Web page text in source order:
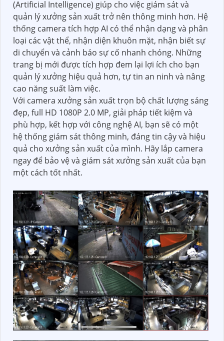
điểm nổi bật là công nghệ AI.
Khi bạn cần lắp camera xưởng sản xuất, việc chọn
lựa một hệ thống camera chất lượng và đáng tin
cậy là điều quan trọng. Camera xưởng sản xuất
trọn bộ với độ phân giải full HD 1080P và 2.0 MP sẽ
cung cấp hình ảnh sắc nét và sáng đẹp, giúp bạn
quan sát và giám sát các hoạt động trong xưởng
một cách rõ ràng.
Bên cạnh đó, một giải pháp tiết kiệm và phù hợp
cũng là một yếu tố quan trọng. Camera xưởng sản
xuất trọn bộ không chỉ mang lại chất lượng và hiệu
suất tốt mà còn tiết kiệm được chi phí. Bạn có thể
chọn lựa các loại camera có tính năng tiết kiệm
năng lượng, không cần đầu tư quá nhiều vào việc
lắp đặt và bảo trì.
Điểm nổi bật của hệ thống camera xưởng sản xuất
trọn bộ chính là công nghệ AI. Công nghệ AI
(Artificial Intelligence) giúp cho việc giám sát và
quản lý xưởng sản xuất trở nên thông minh hơn. Hệ
thống camera tích hợp AI có thể nhận dạng và phân
loại các vật thể, nhận diện khuôn mặt, nhận biết sự
di chuyển và cảnh báo sự cố nhanh chóng. Những
trang bị mới được tích hợp đem lại lợi ích cho bạn
quản lý xưởng hiệu quả hơn, tự tin an ninh và nâng
cao năng suất làm việc.
Với camera xưởng sản xuất trọn bộ chất lượng sáng
đẹp, full HD 1080P 2.0 MP, giải pháp tiết kiệm và